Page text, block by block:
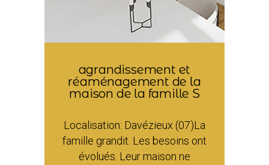
agrandissement et
réaménagement de la
maison de la famille S
Localisation: Davézieux (07)La
famille grandit. Les besoins ont
évolués. Leur maison ne